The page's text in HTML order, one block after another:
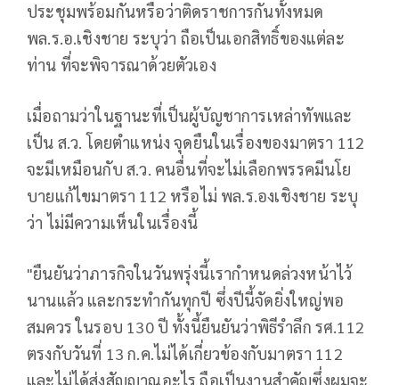
ประชุมพร้อมกันหรือว่าติดราชการกันทั้งหมด
พล.ร.อ.เชิงชาย ระบุว่า ถือเป็นเอกสิทธิ์ของแต่ละ
ท่าน ที่จะพิจารณาด้วยตัวเอง
เมื่อถามว่าในฐานะที่เป็นผู้บัญชาการเหล่าทัพและ
เป็น ส.ว. โดยตำแหน่ง จุดยืนในเรื่องของมาตรา 112
จะมีเหมือนกับ ส.ว. คนอื่นที่จะไม่เลือกพรรคมีนโย
บายแก้ไขมาตรา 112 หรือไม่ พล.ร.องเชิงชาย ระบุ
ว่า ไม่มีความเห็นในเรื่องนี้
"ยืนยันว่าภารกิจในวันพรุ่งนี้เรากำหนดล่วงหน้าไว้
นานแล้ว และกระทำกันทุกปี ซึ่งปีนี้จัดยิ่งใหญ่พอ
สมควร ในรอบ 130 ปี ทั้งนี้ยืนยันว่าพิธีรำลึก รศ.112
ตรงกับวันที่ 13 ก.ค.ไม่ได้เกี่ยวข้องกับมาตรา 112
และไม่ได้ส่งสัญญาณอะไร ถือเป็นงานสำคัญซึ่งผมจะ